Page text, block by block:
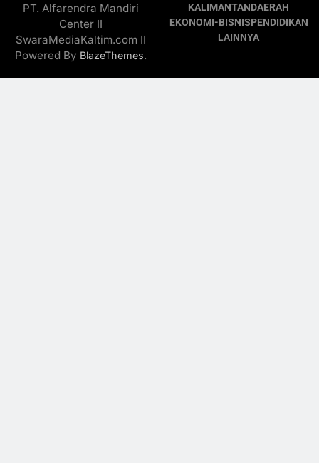
PT. Alfarendra Mandiri
Center II
SwaraMediaKaltim.com II
Powered By BlazeThemes.
KALIMANTANDAERAH
EKONOMI-BISNISPENDIDIKAN
LAINNYA